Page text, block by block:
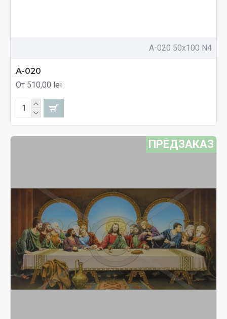
A-020 50x100 N4
A-020
От 510,00 lei
ПРЕДЗАКАЗ